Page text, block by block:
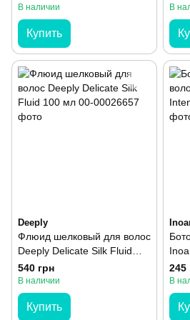
В наличии
Купить
Vital
В
Deeply
Флюид шелковый для волос
Deeply Delicate Silk Fluid
100 мл
540 грн
В наличии
Купить
мл
245
В